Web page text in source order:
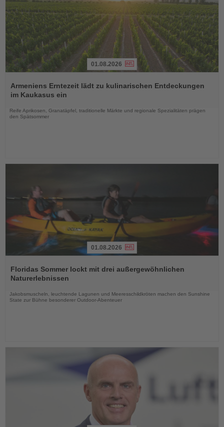
Sie
die
01.08.2026
Armeniens Erntezeit lädt zu kulinarischen Entdeckungen
im Kaukasus ein
Reife Aprikosen, Granatäpfel, traditionelle Märkte und regionale Spezialitäten prägen
den Spätsommer
Sie
die
01.08.2026
Floridas Sommer lockt mit drei außergewöhnlichen
Naturerlebnissen
Jakobsmuscheln, leuchtende Lagunen und Meeresschildkröten machen den Sunshine
State zur Bühne besonderer Outdoor-Abenteuer